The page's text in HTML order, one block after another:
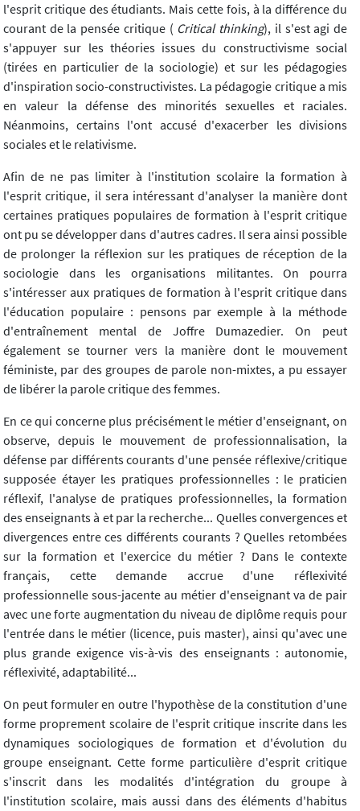
l'esprit critique des étudiants. Mais cette fois, à la différence du
courant de la pensée critique ( Critical thinking), il s'est agi de
s'appuyer sur les théories issues du constructivisme social
(tirées en particulier de la sociologie) et sur les pédagogies
d'inspiration socio-constructivistes. La pédagogie critique a mis
en valeur la défense des minorités sexuelles et raciales.
Néanmoins, certains l'ont accusé d'exacerber les divisions
sociales et le relativisme.
Afin de ne pas limiter à l'institution scolaire la formation à
l'esprit critique, il sera intéressant d'analyser la manière dont
certaines pratiques populaires de formation à l'esprit critique
ont pu se développer dans d'autres cadres. Il sera ainsi possible
de prolonger la réflexion sur les pratiques de réception de la
sociologie dans les organisations militantes. On pourra
s'intéresser aux pratiques de formation à l'esprit critique dans
l'éducation populaire : pensons par exemple à la méthode
d'entraînement mental de Joffre Dumazedier. On peut
également se tourner vers la manière dont le mouvement
féministe, par des groupes de parole non-mixtes, a pu essayer
de libérer la parole critique des femmes.
En ce qui concerne plus précisément le métier d'enseignant, on
observe, depuis le mouvement de professionnalisation, la
défense par différents courants d'une pensée réflexive/critique
supposée étayer les pratiques professionnelles : le praticien
réflexif, l'analyse de pratiques professionnelles, la formation
des enseignants à et par la recherche... Quelles convergences et
divergences entre ces différents courants ? Quelles retombées
sur la formation et l'exercice du métier ? Dans le contexte
français, cette demande accrue d'une réflexivité
professionnelle sous-jacente au métier d'enseignant va de pair
avec une forte augmentation du niveau de diplôme requis pour
l'entrée dans le métier (licence, puis master), ainsi qu'avec une
plus grande exigence vis-à-vis des enseignants : autonomie,
réflexivité, adaptabilité...
On peut formuler en outre l'hypothèse de la constitution d'une
forme proprement scolaire de l'esprit critique inscrite dans les
dynamiques sociologiques de formation et d'évolution du
groupe enseignant. Cette forme particulière d'esprit critique
s'inscrit dans les modalités d'intégration du groupe à
l'institution scolaire, mais aussi dans des éléments d'habitus